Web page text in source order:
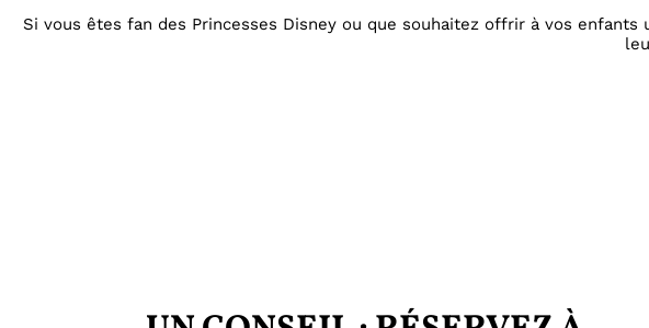
Si vous êtes fan des Princesses Disney ou que souhaitez offrir à vos enfants